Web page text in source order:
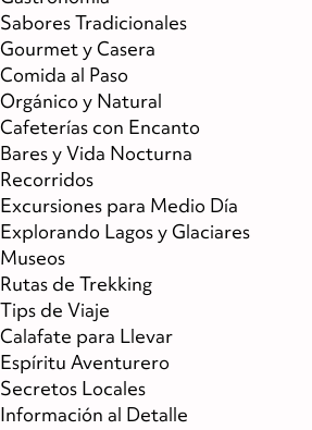
Sabores Tradicionales
Gourmet y Casera
Comida al Paso
Orgánico y Natural
Cafeterías con Encanto
Bares y Vida Nocturna
Recorridos
Excursiones para Medio Día
Explorando Lagos y Glaciares
Museos
Rutas de Trekking
Tips de Viaje
Calafate para Llevar
Espíritu Aventurero
Secretos Locales
Información al Detalle